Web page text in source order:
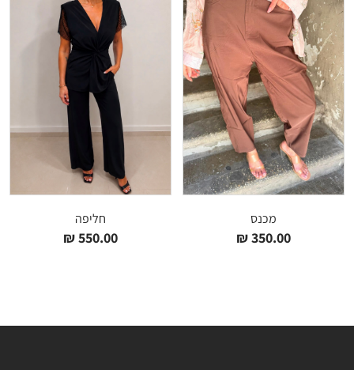
מכנס
350.00
₪
חליפה
550.00
₪